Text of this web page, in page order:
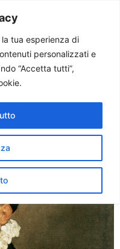
tua esperienza di
personalizzati e
“Accetta tutti”,
realtà
di Battista
a Bergamo